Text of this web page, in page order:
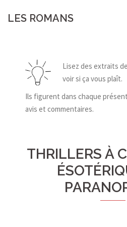
LES ROMANS
Lisez des extraits
voir si ça vous plaît.
Ils figurent dans chaque
avis et commentaires.
THRILLERS À